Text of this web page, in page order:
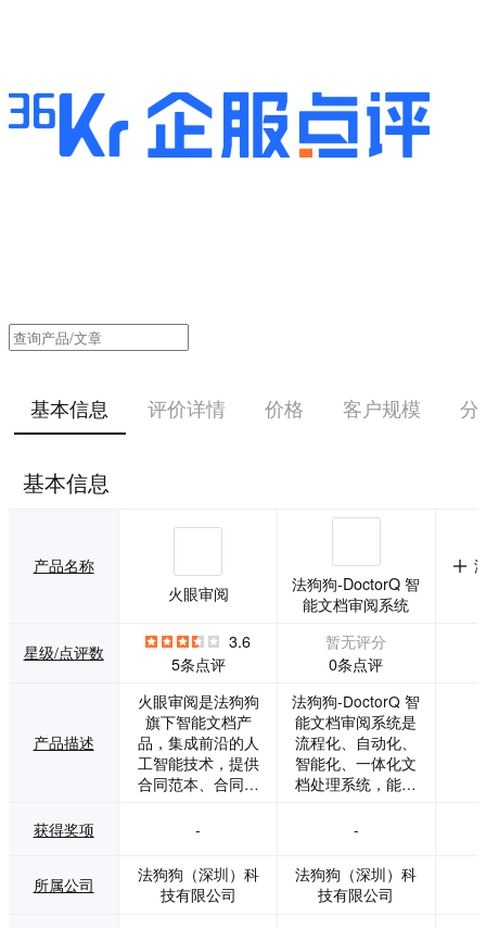
基本信息 评价详情 价格 客户规模 分
基本信息
产品名称
火眼审阅
法狗狗-DoctorQ 智
能文档审阅系统
星级/点评数
3.6
5条点评
暂无评分
0条点评
产品描述
火眼审阅是法狗狗
旗下智能文档产
品，集成前沿的人
工智能技术，提供
合同范本、合同起
保用户在处理各类
法律文件时能够得
到专业且深入的支
法狗狗-DoctorQ 智
能文档审阅系统是
流程化、自动化、
智能化、一体化文
档处理系统，能自
在风险等。 产品优
势： 高效部署配置
支持多渠道、多端
获得奖项 - -
所属公司
法狗狗（深圳）科
技有限公司
法狗狗（深圳）科
技有限公司